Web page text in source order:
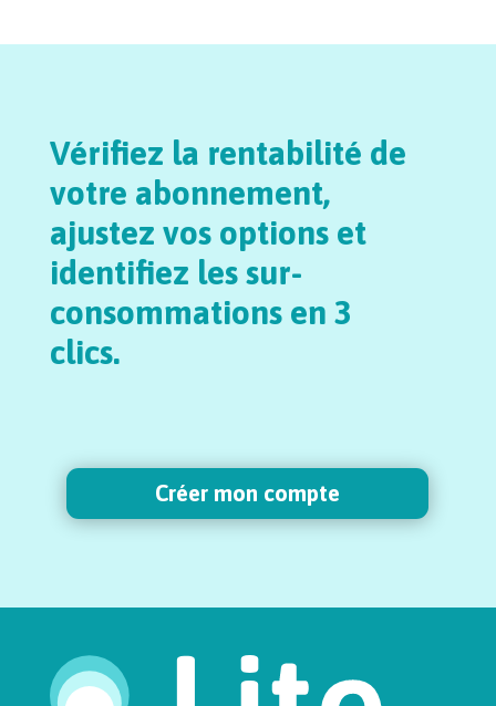
Vérifiez la rentabilité de
votre abonnement,
ajustez vos options et
identifiez les sur-
consommations en 3
clics.
Créer mon compte